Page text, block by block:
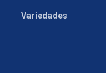
Variedades